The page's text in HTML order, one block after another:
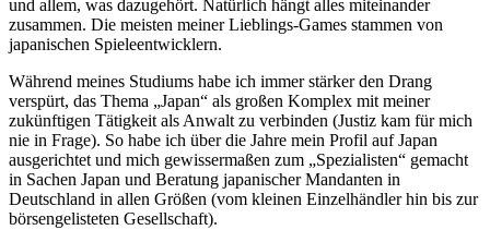
und allem, was dazugehört. Natürlich hängt alles miteinander
zusammen. Die meisten meiner Lieblings-Games stammen von
japanischen Spieleentwicklern.
Während meines Studiums habe ich immer stärker den Drang
verspürt, das Thema „Japan“ als großen Komplex mit meiner
zukünftigen Tätigkeit als Anwalt zu verbinden (Justiz kam für mich
nie in Frage). So habe ich über die Jahre mein Profil auf Japan
ausgerichtet und mich gewissermaßen zum „Spezialisten“ gemacht
in Sachen Japan und Beratung japanischer Mandanten in
Deutschland in allen Größen (vom kleinen Einzelhändler hin bis zur
börsengelisteten Gesellschaft).